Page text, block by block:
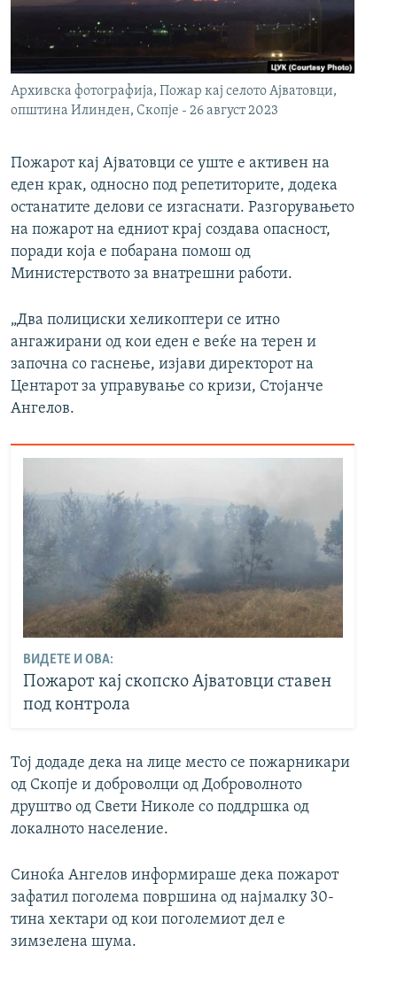
РСЕ веб страници
Архивска фотографија, Пожар кај селото Ајватовци,
општина Илинден, Скопје - 26 август 2023
Пожарот кај Ајватовци се уште е активен на
еден крак, односно под репетиторите, додека
останатите делови се изгаснати. Разгорувањето
на пожарот на едниот крај создава опасност,
поради која е побарана помош од
Министерството за внатрешни работи.
„Два полициски хеликоптери се итно
ангажирани од кои еден е веќе на терен и
започна со гаснење, изјави директорот на
Центарот за управување со кризи, Стојанче
Ангелов.
ВИДЕТЕ И ОВА:
Пожарот кај скопско Ајватовци ставен
под контрола
Тој додаде дека на лице место се пожарникари
од Скопје и доброволци од Доброволното
друштво од Свети Николе со поддршка од
локалното население.
Синоќа Ангелов информираше дека пожарот
зафатил поголема површина од најмалку 30-
тина хектари од кои поголемиот дел е
зимзелена шума.